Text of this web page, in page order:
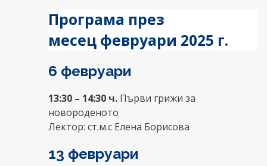
Програма през
месец февруари 2025 г.
6 февруари
13:30 – 14:30 ч. Първи грижи за
новороденото
Лектор: ст.м.с Елена Борисова
13 февруари